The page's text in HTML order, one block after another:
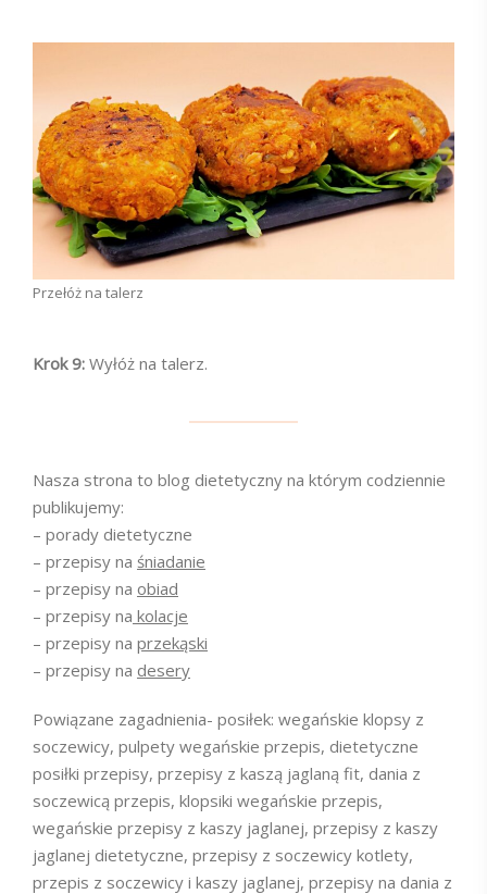
Przełóż na talerz
Krok 9: Wyłóż na talerz.
Nasza strona to blog dietetyczny na którym codziennie
publikujemy:
– porady dietetyczne
– przepisy na śniadanie
– przepisy na obiad
– przepisy na kolacje
– przepisy na przekąski
– przepisy na desery
Powiązane zagadnienia- posiłek: wegańskie klopsy z
soczewicy, pulpety wegańskie przepis, dietetyczne
posiłki przepisy, przepisy z kaszą jaglaną fit, dania z
soczewicą przepis, klopsiki wegańskie przepis,
wegańskie przepisy z kaszy jaglanej, przepisy z kaszy
jaglanej dietetyczne, przepisy z soczewicy kotlety,
przepis z soczewicy i kaszy jaglanej, przepisy na dania z